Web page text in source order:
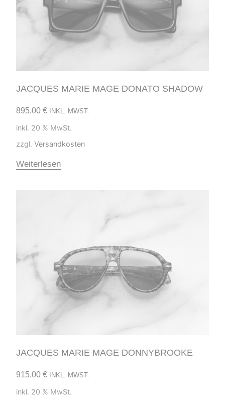
JACQUES MARIE MAGE DONATO SHADOW
895,00 € INKL. MWST.
inkl. 20 % MwSt.
zzgl. Versandkosten
Weiterlesen
JACQUES MARIE MAGE DONNYBROOKE
915,00 € INKL. MWST.
inkl. 20 % MwSt.